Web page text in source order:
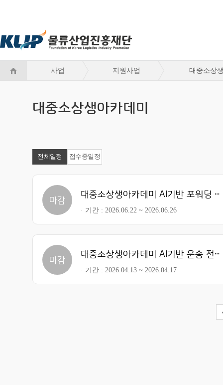
사업 지원사업 대중소상
대중소상생아카데미
전체일정 접수중일정
마감 대중소상생아카데미 AI기반 포워딩 전문가 고급
기간 2026.06.22 ~ 2026.06.26
마감 대중소상생아카데미 AI기반 운송 전문가 과정
기간 2026.04.13 ~ 2026.04.17